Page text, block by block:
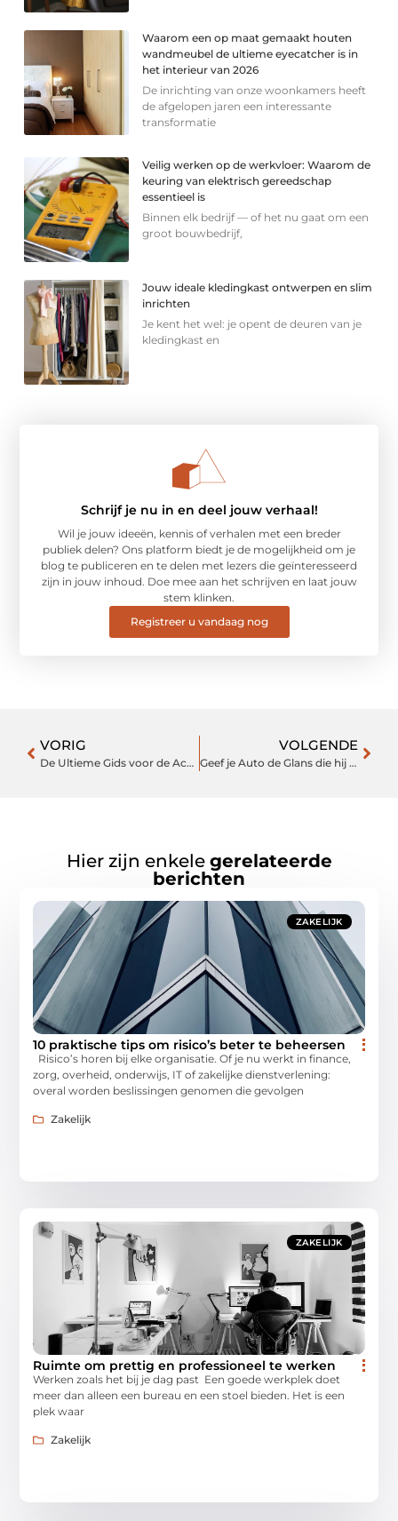
Waarom een op maat gemaakt houten
wandmeubel de ultieme eyecatcher is in
het interieur van 2026
De inrichting van onze woonkamers heeft
de afgelopen jaren een interessante
transformatie
Veilig werken op de werkvloer: Waarom de
keuring van elektrisch gereedschap
essentieel is
Binnen elk bedrijf — of het nu gaat om een
groot bouwbedrijf,
Jouw ideale kledingkast ontwerpen en slim
inrichten
Je kent het wel: je opent de deuren van je
kledingkast en
Schrijf je nu in en deel jouw verhaal!
Wil je jouw ideeën, kennis of verhalen met een breder
publiek delen? Ons platform biedt je de mogelijkheid om je
blog te publiceren en te delen met lezers die geïnteresseerd
zijn in jouw inhoud. Doe mee aan het schrijven en laat jouw
stem klinken.
Registreer u vandaag nog
VORIG
De Ultieme Gids voor de Accountant in Heerlen
VOLGENDE
Geef je Auto de Glans die hij Verdient bij Autopoetsbedrijf in Emmen
Hier zijn enkele gerelateerde
berichten
ZAKELIJK
10 praktische tips om risico’s beter te beheersen
Risico’s horen bij elke organisatie. Of je nu werkt in finance,
zorg, overheid, onderwijs, IT of zakelijke dienstverlening:
overal worden beslissingen genomen die gevolgen
Zakelijk
ZAKELIJK
Ruimte om prettig en professioneel te werken
Werken zoals het bij je dag past Een goede werkplek doet
meer dan alleen een bureau en een stoel bieden. Het is een
plek waar
Zakelijk